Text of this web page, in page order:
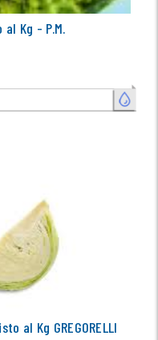
FRESCO
Kg - P.M.
al Kg GREGORELLI